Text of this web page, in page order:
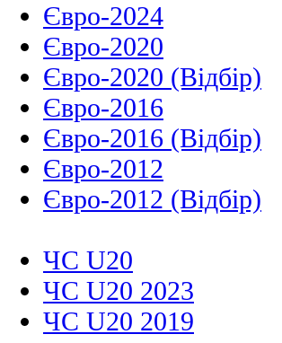
Євро-2024
Євро-2020
Євро-2020 (Відбір)
Євро-2016
Євро-2016 (Відбір)
Євро-2012
Євро-2012 (Відбір)
ЧС U20
ЧС U20 2023
ЧС U20 2019